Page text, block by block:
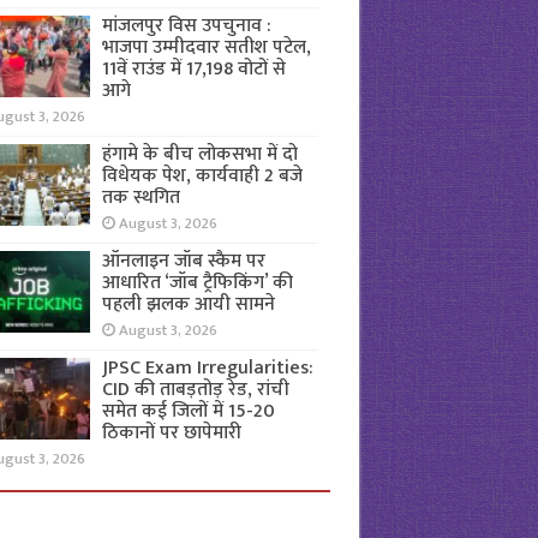
मांजलपुर विस उपचुनाव :
भाजपा उम्मीदवार सतीश पटेल,
11वें राउंड में 17,198 वोटों से
आगे
3, 2026
हंगामे के बीच लोकसभा में दो
विधेयक पेश, कार्यवाही 2 बजे
तक स्थगित
August 3, 2026
ऑनलाइन जॉब स्कैम पर
आधारित ‘जॉब ट्रैफिकिंग’ की
पहली झलक आयी सामने
August 3, 2026
JPSC Exam Irregularities:
CID की ताबड़तोड़ रेड, रांची
समेत कई जिलों में 15-20
ठिकानों पर छापेमारी
3, 2026